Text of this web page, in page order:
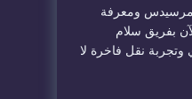
مرسيدس ومعرفة
بفريق سلام
وتجربة نقل فاخرة لا